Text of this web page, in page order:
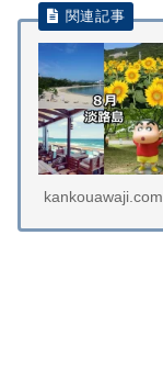
kankouawaji.com